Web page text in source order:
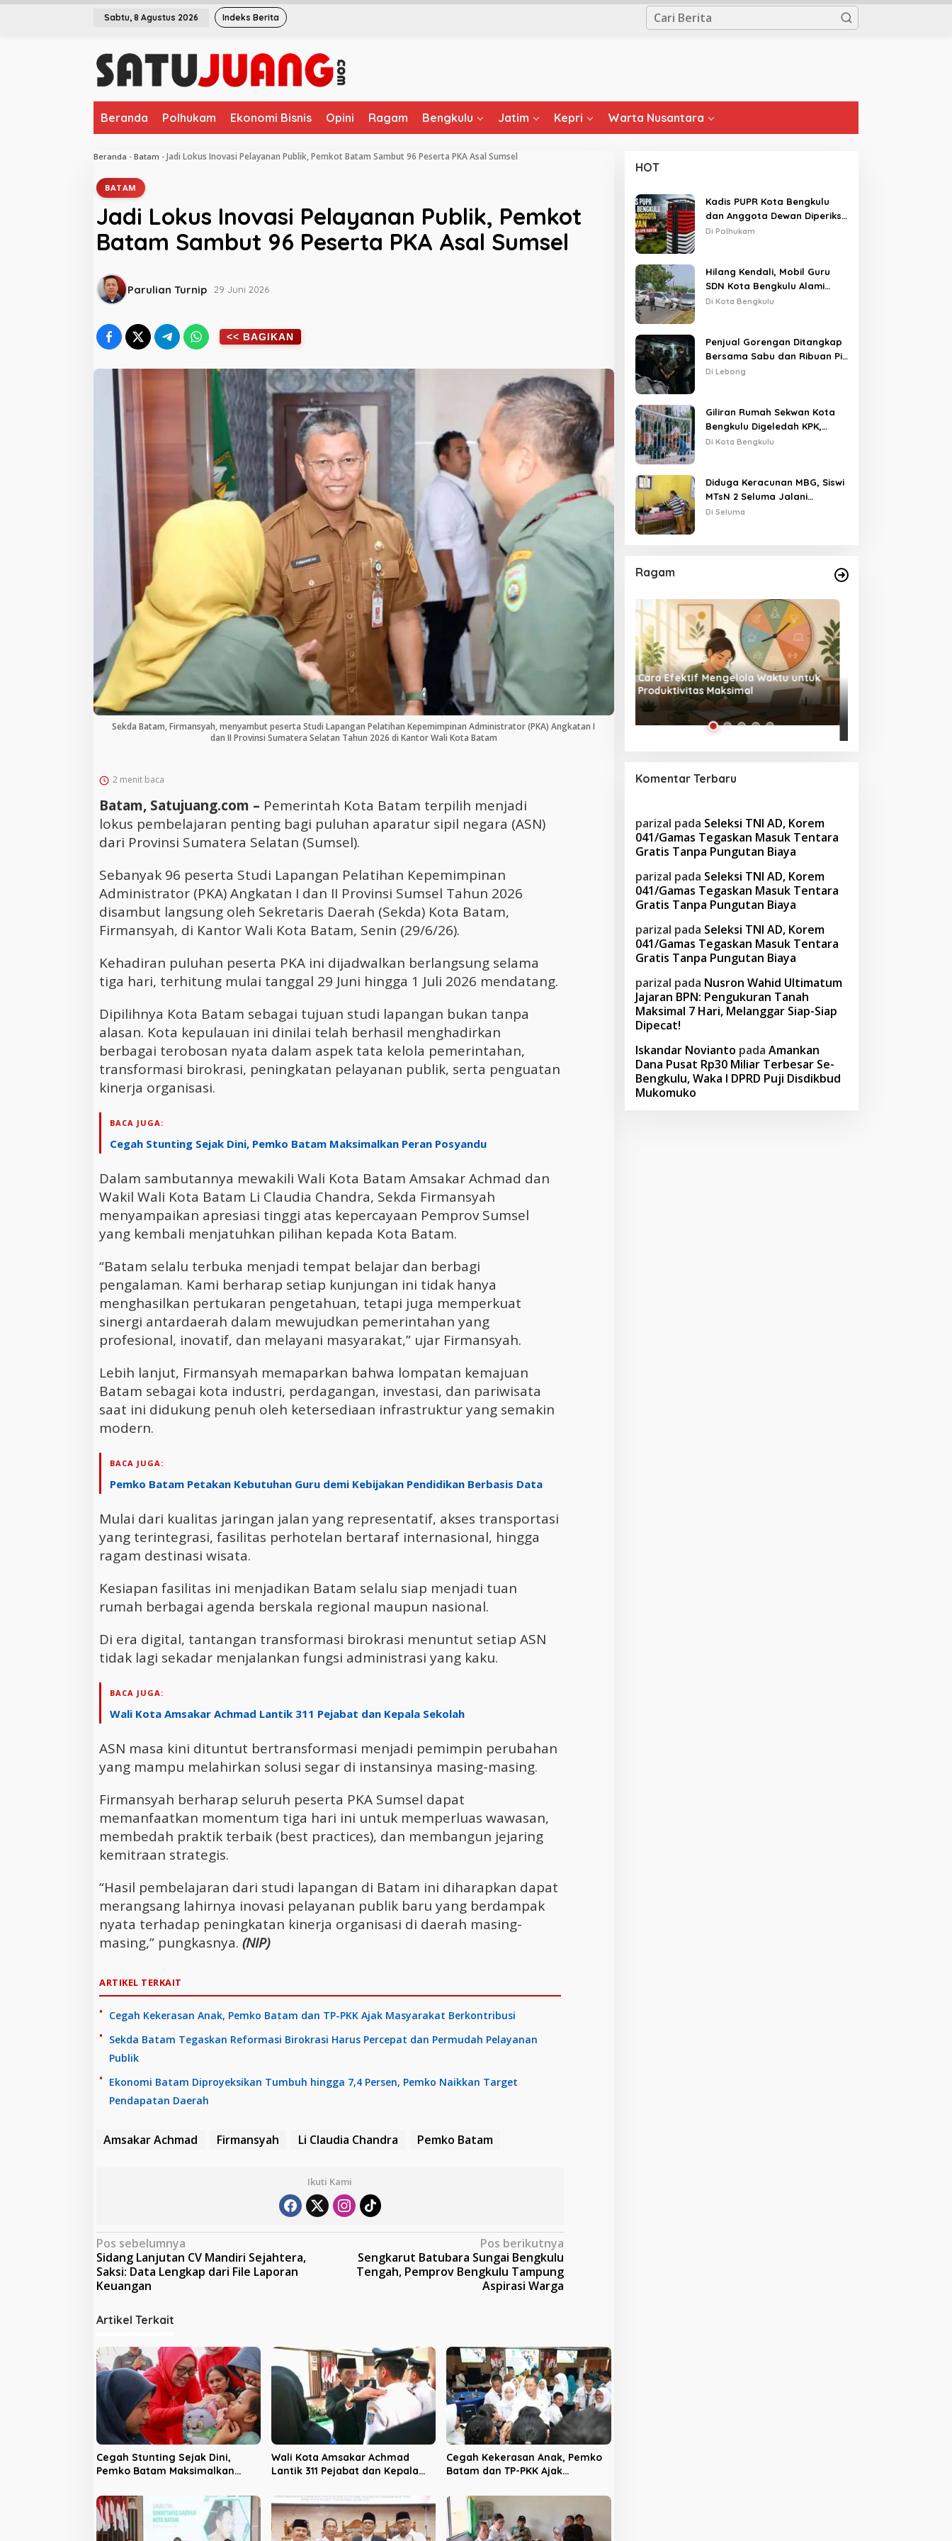
L
Sabtu, 8 Agustus 2026 Indeks Berita
Beranda Polhukam Ekonomi Bisnis Opini Ragam Bengkulu Jatim Kepri Warta Nusantara
Beranda - Batam - Jadi Lokus Inovasi Pelayanan Publik, Pemkot Batam Sambut 96 Peserta PKA Asal Sumsel
BATAM
Jadi Lokus Inovasi Pelayanan Publik, Pemkot
Batam Sambut 96 Peserta PKA Asal Sumsel
Parulian Turnip 29 Juni 2026
Sekda Batam, Firmansyah, menyambut peserta Studi Lapangan Pelatihan Kepemimpinan Administrator (PKA) Angkatan I
dan II Provinsi Sumatera Selatan Tahun 2026 di Kantor Wali Kota Batam
2 menit baca
Batam, Satujuang.com – Pemerintah Kota Batam terpilih menjadi
lokus pembelajaran penting bagi puluhan aparatur sipil negara (ASN)
dari Provinsi Sumatera Selatan (Sumsel).
Sebanyak 96 peserta Studi Lapangan Pelatihan Kepemimpinan
Administrator (PKA) Angkatan I dan II Provinsi Sumsel Tahun 2026
disambut langsung oleh Sekretaris Daerah (Sekda) Kota Batam,
Firmansyah, di Kantor Wali Kota Batam, Senin (29/6/26).
Kehadiran puluhan peserta PKA ini dijadwalkan berlangsung selama
tiga hari, terhitung mulai tanggal 29 Juni hingga 1 Juli 2026 mendatang.
Dipilihnya Kota Batam sebagai tujuan studi lapangan bukan tanpa
alasan. Kota kepulauan ini dinilai telah berhasil menghadirkan
berbagai terobosan nyata dalam aspek tata kelola pemerintahan,
transformasi birokrasi, peningkatan pelayanan publik, serta penguatan
kinerja organisasi.
BACA JUGA:
Cegah Stunting Sejak Dini, Pemko Batam Maksimalkan Peran Posyandu
Dalam sambutannya mewakili Wali Kota Batam Amsakar Achmad dan
Wakil Wali Kota Batam Li Claudia Chandra, Sekda Firmansyah
menyampaikan apresiasi tinggi atas kepercayaan Pemprov Sumsel
yang kembali menjatuhkan pilihan kepada Kota Batam.
“Batam selalu terbuka menjadi tempat belajar dan berbagi
pengalaman. Kami berharap setiap kunjungan ini tidak hanya
menghasilkan pertukaran pengetahuan, tetapi juga memperkuat
sinergi antardaerah dalam mewujudkan pemerintahan yang
profesional, inovatif, dan melayani masyarakat,” ujar Firmansyah.
Lebih lanjut, Firmansyah memaparkan bahwa lompatan kemajuan
Batam sebagai kota industri, perdagangan, investasi, dan pariwisata
saat ini didukung penuh oleh ketersediaan infrastruktur yang semakin
modern.
BACA JUGA:
Pemko Batam Petakan Kebutuhan Guru demi Kebijakan Pendidikan Berbasis Data
Mulai dari kualitas jaringan jalan yang representatif, akses transportasi
yang terintegrasi, fasilitas perhotelan bertaraf internasional, hingga
ragam destinasi wisata.
Kesiapan fasilitas ini menjadikan Batam selalu siap menjadi tuan
rumah berbagai agenda berskala regional maupun nasional.
Di era digital, tantangan transformasi birokrasi menuntut setiap ASN
tidak lagi sekadar menjalankan fungsi administrasi yang kaku.
BACA JUGA:
Wali Kota Amsakar Achmad Lantik 311 Pejabat dan Kepala Sekolah
ASN masa kini dituntut bertransformasi menjadi pemimpin perubahan
yang mampu melahirkan solusi segar di instansinya masing-masing.
Firmansyah berharap seluruh peserta PKA Sumsel dapat
memanfaatkan momentum tiga hari ini untuk memperluas wawasan,
membedah praktik terbaik (best practices), dan membangun jejaring
kemitraan strategis.
“Hasil pembelajaran dari studi lapangan di Batam ini diharapkan dapat
merangsang lahirnya inovasi pelayanan publik baru yang berdampak
nyata terhadap peningkatan kinerja organisasi di daerah masing-
masing,” pungkasnya. (NIP)
ARTIKEL TERKAIT
Cegah Kekerasan Anak, Pemko Batam dan TP-PKK Ajak Masyarakat Berkontribusi
Sekda Batam Tegaskan Reformasi Birokrasi Harus Percepat dan Permudah Pelayanan
Publik
Ekonomi Batam Diproyeksikan Tumbuh hingga 7,4 Persen, Pemko Naikkan Target
Pendapatan Daerah
Amsakar Achmad Firmansyah Li Claudia Chandra Pemko Batam
Ikuti Kami
N
a
v
g
a
s
i
p
o
s
Pos sebelumnya
Sidang Lanjutan CV Mandiri Sejahtera,
Saksi: Data Lengkap dari File Laporan
Keuangan
Pos berikutnya
Sengkarut Batubara Sungai Bengkulu
Tengah, Pemprov Bengkulu Tampung
Aspirasi Warga
Artikel Terkait
Cegah Stunting Sejak Dini,
Pemko Batam Maksimalkan
Wali Kota Amsakar Achmad
Lantik 311 Pejabat dan Kepala
Cegah Kekerasan Anak, Pemko
Batam dan TP-PKK Ajak
HOT
Kadis PUPR Kota Bengkulu
dan Anggota Dewan Diperiksa
KPK Hari Ini
Di Polhukam
Hilang Kendali, Mobil Guru
SDN Kota Bengkulu Alami
Tabrakan Beruntun di Lampu
Di Kota Bengkulu
Penjual Gorengan Ditangkap
Bersama Sabu dan Ribuan Pil,
Nama Oknum APH Disebut
Di Lebong
Giliran Rumah Sekwan Kota
Bengkulu Digeledah KPK,
Dikawal Polisi Bersenjata
Di Kota Bengkulu
Diduga Keracunan MBG, Siswi
MTsN 2 Seluma Jalani
Perawatan Intensif di RSUD
Di Seluma
Ragam
Cara Efektif Mengelola Waktu untuk
Produktivitas Maksimal
Tanpa Skrip, Penuh Interaksi:
‘Beghusik Ghumah Nggi’ Hadirkan
Ruang Digital Seperti Rumah Sendiri
Komentar Terbaru
parizal pada Seleksi TNI AD, Korem
041/Gamas Tegaskan Masuk Tentara
Gratis Tanpa Pungutan Biaya
parizal pada Seleksi TNI AD, Korem
041/Gamas Tegaskan Masuk Tentara
Gratis Tanpa Pungutan Biaya
parizal pada Seleksi TNI AD, Korem
041/Gamas Tegaskan Masuk Tentara
Gratis Tanpa Pungutan Biaya
parizal pada Nusron Wahid Ultimatum
Jajaran BPN: Pengukuran Tanah
Maksimal 7 Hari, Melanggar Siap-Siap
Dipecat!
Iskandar Novianto pada Amankan
Dana Pusat Rp30 Miliar Terbesar Se-
Bengkulu, Waka I DPRD Puji Disdikbud
Mukomuko